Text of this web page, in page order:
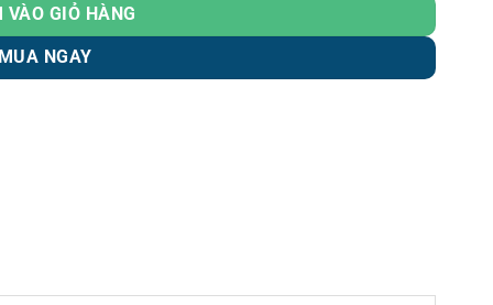
VÀO GIỎ HÀNG
MUA NGAY